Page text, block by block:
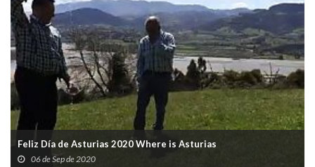
Feliz Día de Asturias 2020 Where is Asturias
06 de Sep de 2020